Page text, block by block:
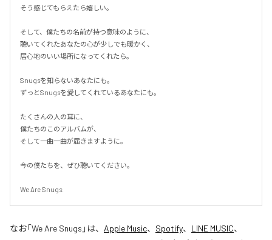
そう感じてもらえたら嬉しい。
そして、僕たちの名前が持つ意味のように、
聴いてくれたあなたの心が少しでも暖かく、
居心地のいい場所になってくれたら。
Snugsを知らないあなたにも。
ずっとSnugsを愛してくれているあなたにも。
たくさんの人の耳に、
僕たちのこのアルバムが、
そして一曲一曲が届きますように。
今の僕たちを、ぜひ聴いてください。
We Are Snugs.
なお「We Are Snugs 」は、 Apple Music、 Spotify、 LINE MUSIC、